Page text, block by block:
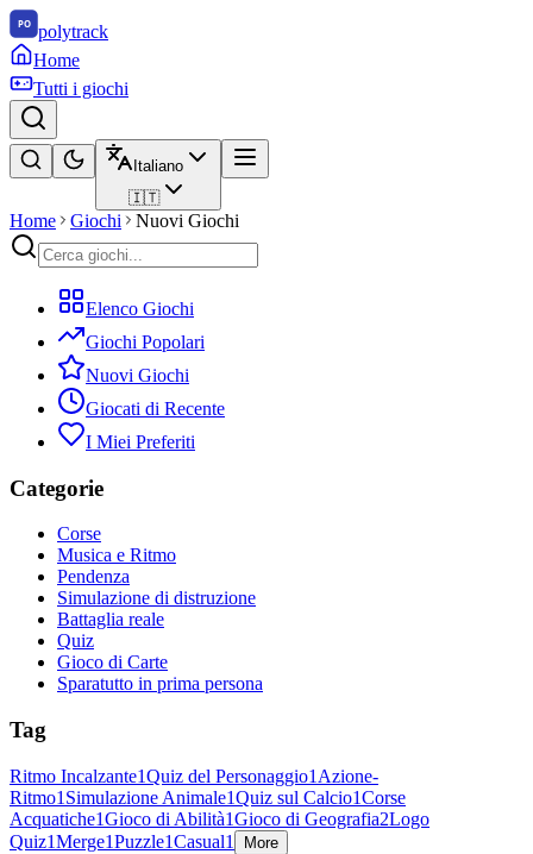
polytrack
Home
Tutti i giochi
Italiano
🇮🇹
Home Giochi Nuovi Giochi
Elenco Giochi
Giochi Popolari
Nuovi Giochi
Giocati di Recente
I Miei Preferiti
Categorie
Corse
Musica e Ritmo
Pendenza
Simulazione di distruzione
Battaglia reale
Quiz
Gioco di Carte
Sparatutto in prima persona
Tag
Ritmo Incalzante1Quiz del Personaggio1 Azione-
Ritmo1 Simulazione Animale1Quiz sul Calcio1Corse
Acquatiche1Gioco di Abilità1Gioco di Geografia2Logo
Quiz1Merge1Puzzle1Casual1 More